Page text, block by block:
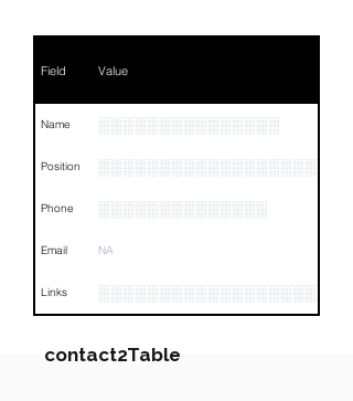
Field Value
Name ░░░░░░░░░░░░░░░
Position
Phone ░░░░░░░░░░░░░░
Email NA
Links
contact2Table